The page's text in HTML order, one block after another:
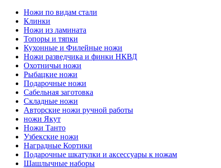
Ножи по видам стали
Клинки
Ножи из ламината
Топоры и тяпки
Кухонные и Филейные ножи
Ножи разведчика и финки НКВД
Охотничьи ножи
Рыбацкие ножи
Подарочные ножи
Сабельная заготовка
Складные ножи
Авторские ножи ручной работы
ножи Якут
Ножи Танто
Узбекские ножи
Наградные Кортики
Подарочные шкатулки и аксессуары к ножам
Шашлычные наборы